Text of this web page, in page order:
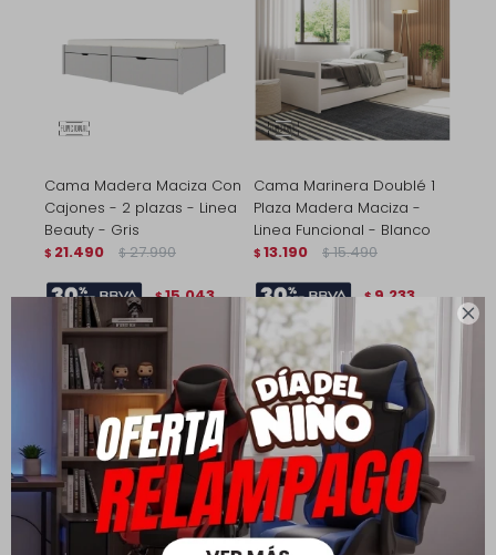

Cama Madera Maciza Con
Cajones - 2 plazas - Linea
Beauty - Gris
$ 21.490 $ 27.990
$15.043
$17.192
Cama Marinera Doublé 1
Plaza Madera Maciza -
Linea Funcional - Blanco
$ 13.190 $ 15.490
$ 9.233
10.552